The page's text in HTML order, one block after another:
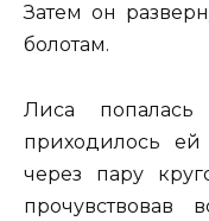
Затем он
болотам.
Лиса
приходилось ей
через пару